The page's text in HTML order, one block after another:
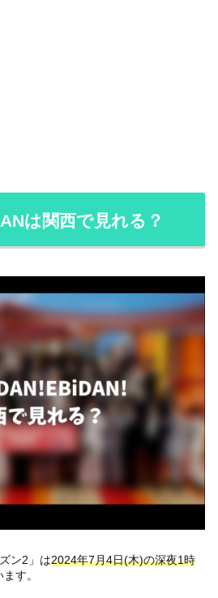
は関西で見れる？
ン2」は2024年7月4日(木)の深夜1時
す。